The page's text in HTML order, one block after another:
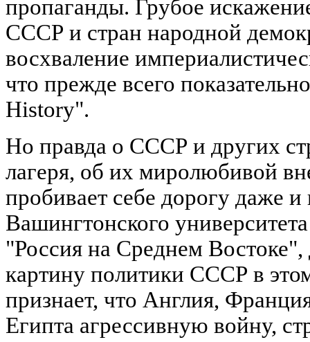
пропаганды. Грубое
СССР и стран народной
восхваление
что прежде всего
History".
Но правда о СССР и других
лагеря, об их миролюбивой
пробивает себе дорогу даже
Вашингтонского
"Россия на Среднем
картину политики СССР в
признает, что Англия,
Египта агрессивную войну,